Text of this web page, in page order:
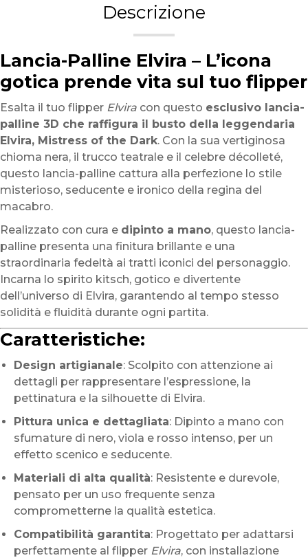
Descrizione
Lancia-Palline Elvira – L’icona
gotica prende vita sul tuo flipper
Esalta il tuo flipper Elvira con questo esclusivo lancia-
palline 3D che raffigura il busto della leggendaria
Elvira, Mistress of the Dark. Con la sua vertiginosa
chioma nera, il trucco teatrale e il celebre décolleté,
questo lancia-palline cattura alla perfezione lo stile
misterioso, seducente e ironico della regina del
macabro.
Realizzato con cura e dipinto a mano, questo lancia-
palline presenta una finitura brillante e una
straordinaria fedeltà ai tratti iconici del personaggio.
Incarna lo spirito kitsch, gotico e divertente
dell’universo di Elvira, garantendo al tempo stesso
solidità e fluidità durante ogni partita.
Caratteristiche:
Design artigianale: Scolpito con attenzione ai
dettagli per rappresentare l’espressione, la
pettinatura e la silhouette di Elvira.
Pittura unica e dettagliata: Dipinto a mano con
sfumature di nero, viola e rosso intenso, per un
effetto scenico e seducente.
Materiali di alta qualità: Resistente e durevole,
pensato per un uso frequente senza
comprometterne la qualità estetica.
Compatibilità garantita: Progettato per adattarsi
perfettamente al flipper Elvira, con installazione